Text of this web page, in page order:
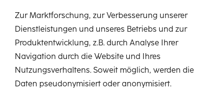
Zur Marktforschung, zur Verbesserung unserer
Dienstleistungen und unseres Betriebs und zur
Produktentwicklung, z.B. durch Analyse Ihrer
Navigation durch die Website und Ihres
Nutzungsverhaltens. Soweit möglich, werden die
Daten pseudonymisiert oder anonymisiert.